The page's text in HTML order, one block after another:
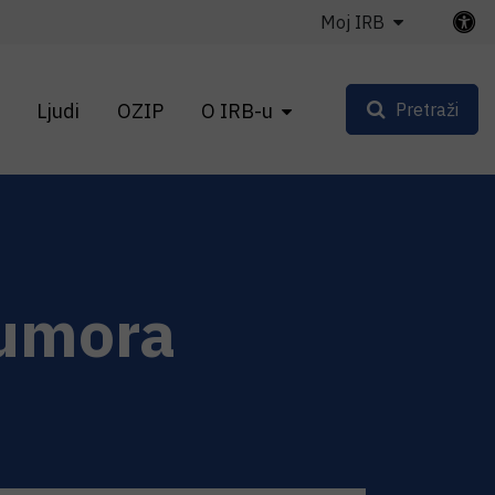
Ljudi OZIP O IRB-u
Moj IRB
Pretraži